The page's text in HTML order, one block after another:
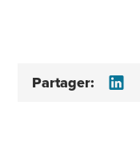
Partager: